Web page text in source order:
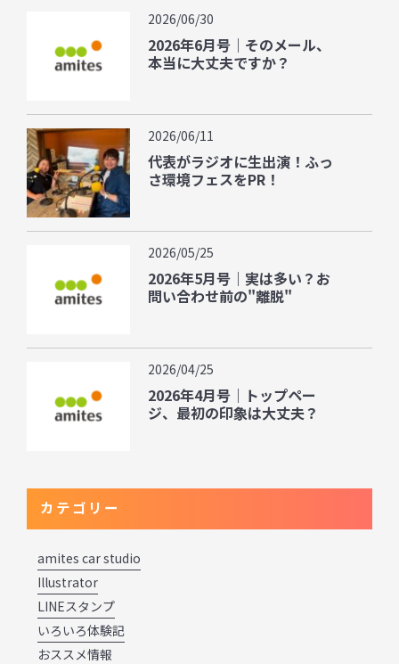
2026/06/30
2026年6月号｜そのメール、
本当に大丈夫ですか？
2026/06/11
代表がラジオに生出演！ふっ
さ環境フェスをPR！
2026/05/25
2026年5月号｜実は多い？お
問い合わせ前の"離脱"
2026/04/25
2026年4月号｜トップペー
ジ、最初の印象は大丈夫？
カテゴリー
amites car studio
Illustrator
LINEスタンプ
いろいろ体験記
おススメ情報